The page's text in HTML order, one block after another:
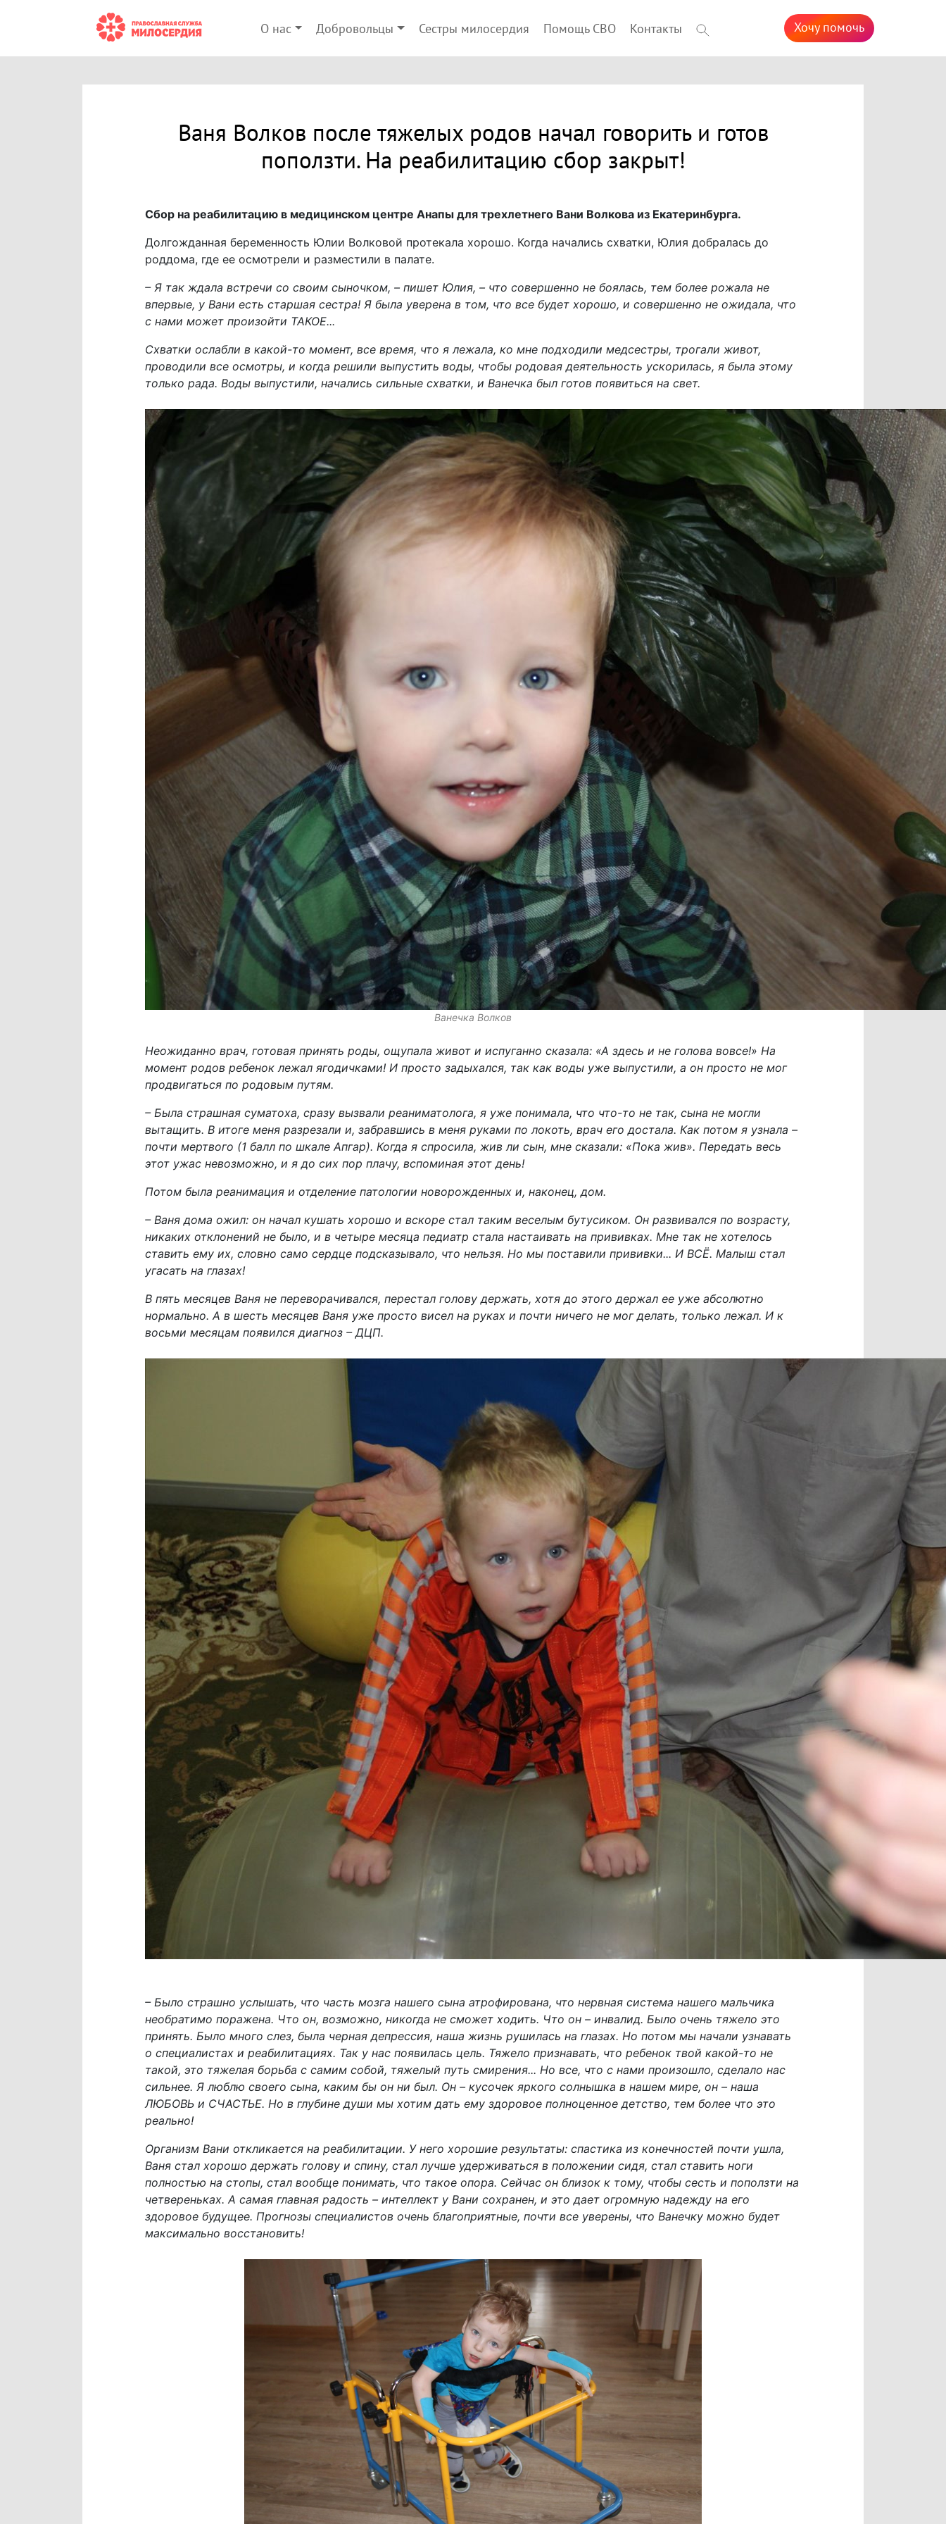
О нас Добровольцы Сестры милосердия Помощь СВО Контакты Хочу помочь
Ваня Волков после тяжелых родов начал говорить и готов
поползти. На реабилитацию сбор закрыт!
Сбор на реабилитацию в медицинском центре Анапы для трехлетнего Вани Волкова из Екатеринбурга.
Долгожданная беременность Юлии Волковой протекала хорошо. Когда начались схватки, Юлия добралась до
роддома, где ее осмотрели и разместили в палате.
– Я так ждала встречи со своим сыночком, – пишет Юлия, – что совершенно не боялась, тем более рожала не
впервые, у Вани есть старшая сестра! Я была уверена в том, что все будет хорошо, и совершенно не ожидала, что
с нами может произойти ТАКОЕ...
Схватки ослабли в какой-то момент, все время, что я лежала, ко мне подходили медсестры, трогали живот,
проводили все осмотры, и когда решили выпустить воды, чтобы родовая деятельность ускорилась, я была этому
только рада. Воды выпустили, начались сильные схватки, и Ванечка был готов появиться на свет.
Ванечка Волков
Неожиданно врач, готовая принять роды, ощупала живот и испуганно сказала: «А здесь и не голова вовсе!» На
момент родов ребенок лежал ягодичками! И просто задыхался, так как воды уже выпустили, а он просто не мог
продвигаться по родовым путям.
– Была страшная суматоха, сразу вызвали реаниматолога, я уже понимала, что что-то не так, сына не могли
вытащить. В итоге меня разрезали и, забравшись в меня руками по локоть, врач его достала. Как потом я узнала –
почти мертвого (1 балл по шкале Апгар). Когда я спросила, жив ли сын, мне сказали: «Пока жив». Передать весь
этот ужас невозможно, и я до сих пор плачу, вспоминая этот день!
Потом была реанимация и отделение патологии новорожденных и, наконец, дом.
– Ваня дома ожил: он начал кушать хорошо и вскоре стал таким веселым бутусиком. Он развивался по возрасту,
никаких отклонений не было, и в четыре месяца педиатр стала настаивать на прививках. Мне так не хотелось
ставить ему их, словно само сердце подсказывало, что нельзя. Но мы поставили прививки... И ВСЁ. Малыш стал
угасать на глазах!
В пять месяцев Ваня не переворачивался, перестал голову держать, хотя до этого держал ее уже абсолютно
нормально. А в шесть месяцев Ваня уже просто висел на руках и почти ничего не мог делать, только лежал. И к
восьми месяцам появился диагноз – ДЦП.
– Было страшно услышать, что часть мозга нашего сына атрофирована, что нервная система нашего мальчика
необратимо поражена. Что он, возможно, никогда не сможет ходить. Что он – инвалид. Было очень тяжело это
принять. Было много слез, была черная депрессия, наша жизнь рушилась на глазах. Но потом мы начали узнавать
о специалистах и реабилитациях. Так у нас появилась цель. Тяжело признавать, что ребенок твой какой-то не
такой, это тяжелая борьба с самим собой, тяжелый путь смирения... Но все, что с нами произошло, сделало нас
сильнее. Я люблю своего сына, каким бы он ни был. Он – кусочек яркого солнышка в нашем мире, он – наша
ЛЮБОВЬ и СЧАСТЬЕ. Но в глубине души мы хотим дать ему здоровое полноценное детство, тем более что это
реально!
Организм Вани откликается на реабилитации. У него хорошие результаты: спастика из конечностей почти ушла,
Ваня стал хорошо держать голову и спину, стал лучше удерживаться в положении сидя, стал ставить ноги
полностью на стопы, стал вообще понимать, что такое опора. Сейчас он близок к тому, чтобы сесть и поползти на
четвереньках. А самая главная радость – интеллект у Вани сохранен, и это дает огромную надежду на его
здоровое будущее. Прогнозы специалистов очень благоприятные, почти все уверены, что Ванечку можно будет
максимально восстановить!